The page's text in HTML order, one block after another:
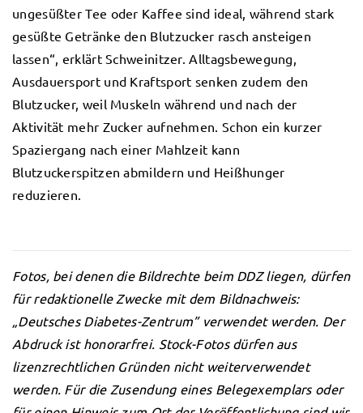
ungesüßter Tee oder Kaffee sind ideal, während stark
gesüßte Getränke den Blutzucker rasch ansteigen
lassen“, erklärt Schweinitzer. Alltagsbewegung,
Ausdauersport und Kraftsport senken zudem den
Blutzucker, weil Muskeln während und nach der
Aktivität mehr Zucker aufnehmen. Schon ein kurzer
Spaziergang nach einer Mahlzeit kann
Blutzuckerspitzen abmildern und Heißhunger
reduzieren.
Fotos, bei denen die Bildrechte beim DDZ liegen, dürfen
für redaktionelle Zwecke mit dem Bildnachweis:
„Deutsches Diabetes-Zentrum” verwendet werden. Der
Abdruck ist honorarfrei. Stock-Fotos dürfen aus
lizenzrechtlichen Gründen nicht weiterverwendet
werden. Für die Zusendung eines Belegexemplars oder